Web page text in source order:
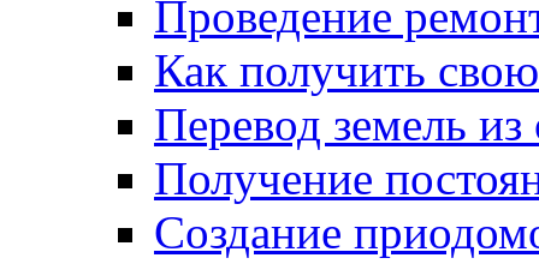
Проведение
Как получить
Перевод земель
Получение
Создание